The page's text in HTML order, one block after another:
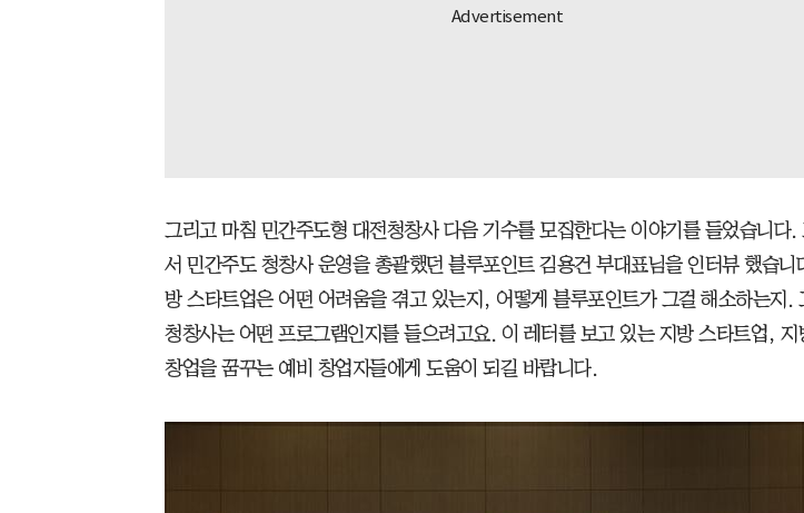
그리고 마침 민간주도형 대전청창사 다음 기수를 모집한다는 이야기를 들었습니다.
서 민간주도 청창사 운영을 총괄했던 블루포인트 김용건 부대표님을 인터뷰 했습니
방 스타트업은 어떤 어려움을 겪고 있는지, 어떻게 블루포인트가 그걸 해소하는지.
청창사는 어떤 프로그램인지를 들으려고요. 이 레터를 보고 있는 지방 스타트업, 지
창업을 꿈꾸는 예비 창업자들에게 도움이 되길 바랍니다.